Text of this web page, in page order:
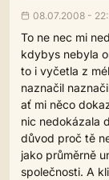
08.07.2008 -
To ne nec mi
kdybys nebyla
to i vyčetla z
naznačil
ať mi něco
nic nedokázala
důvod proč tě
jako průměrně
společnosti. A